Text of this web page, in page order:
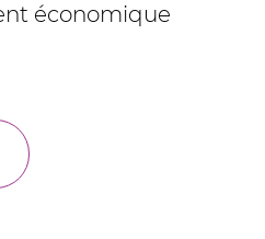
économique